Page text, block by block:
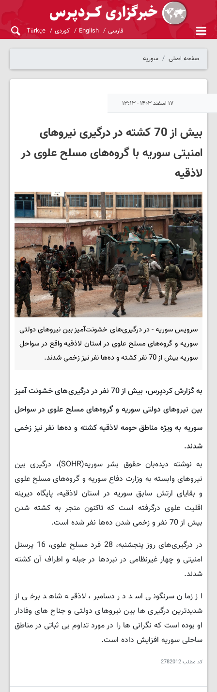
فارسی English کوردی Türkçe
صفحه اصلی سوریه
۱۷ اسفند ۱۴۰۳ - ۱۳:۱۳
بیش از 70 کشته در درگیری نیروهای
امنیتی سوریه با گروه‌های مسلح علوی در
لاذقیه
سرویس سوریه - در درگیری‌های خشونت‌آمیز بین نیروهای دولتی
سوریه و گروه‌های مسلح علوی در استان لاذقیه واقع در سواحل
سوریه بیش از 70 نفر کشته و دەها نفر نیز زخمی شدند.
به گزارش کردپرس، بیش از 70 نفر در درگیری‌های خشونت آمیز
بین نیروهای دولتی سوریه و گروه‌های مسلح علوی در سواحل
سوریه به ویژه مناطق حومه لاذقیه کشته و دەها نفر نیز زخمی
شدند.
به نوشته دیده‌بان حقوق بشر سوریه(SOHR)، درگیری بین
نیروهای وابسته به وزارت دفاع سوریه و گروه‌های مسلح علوی
و بقایای ارتش سابق سوریه در استان لاذقیه، پایگاه دیرینه
اقلیت علوی درگرفتە است که تاکنون منجر به کشته شدن
بیش از 70 نفر و زخمی شدن ده‌ها نفر شده است.
در درگیری‌های روز پنجشنبه، 28 فرد مسلح علوی، 16 پرسنل
امنیتی و چهار غیرنظامی در نبردها در جبله و اطراف آن کشته
شدند.
از زمان سرنگونی اسد در دسامبر، لاذقیه شاهد برخی از
شدیدترین درگیری ها بین نیروهای دولتی و جناح های وفادار
او بوده است که نگرانی ها را در مورد تداوم بی ثباتی در مناطق
ساحلی سوریه افزایش داده است.
کد مطلب2782012